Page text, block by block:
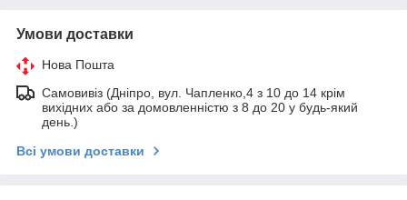
Умови доставки
Нова Пошта
Самовивіз (Дніпро, вул. Чапленко,4 з 10 до 14 крім
вихідних або за домовленністю з 8 до 20 у будь-який
день.)
Всі умови доставки